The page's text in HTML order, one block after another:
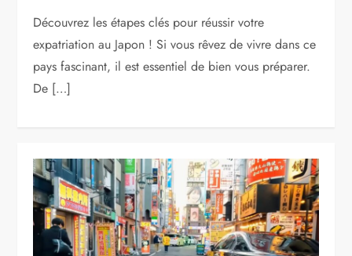
Découvrez les étapes clés pour réussir votre
expatriation au Japon ! Si vous rêvez de vivre dans ce
pays fascinant, il est essentiel de bien vous préparer.
De […]